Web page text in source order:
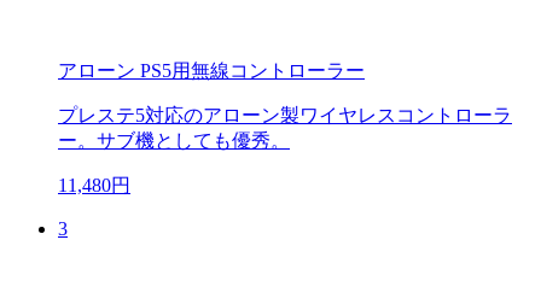
アローン PS5用無線コントローラー
プレステ5対応のアローン製ワイヤレスコントローラ
ー。サブ機としても優秀。
11,480円
3